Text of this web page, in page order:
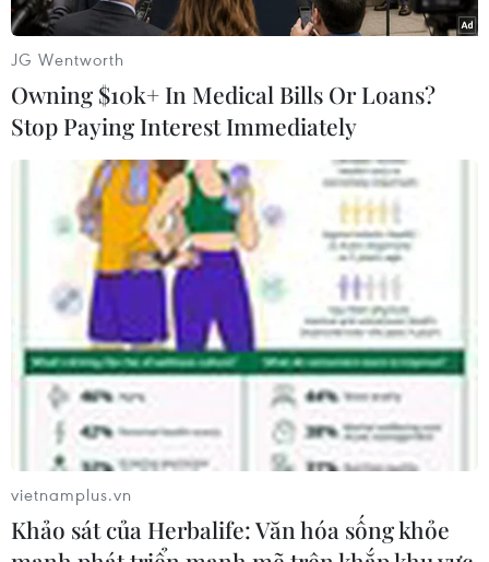
#Sinovac #Indonesia #Tiêm vaccine
#Tiêm chủng
#Liều tăng cường
Indonesia
Theo dõi VietnamPlus
JG Wentworth
Owning $10k+ In Medical Bills Or Loans?
Stop Paying Interest Immediately
vietnamplus.vn
Khảo sát của Herbalife: Văn hóa sống khỏe